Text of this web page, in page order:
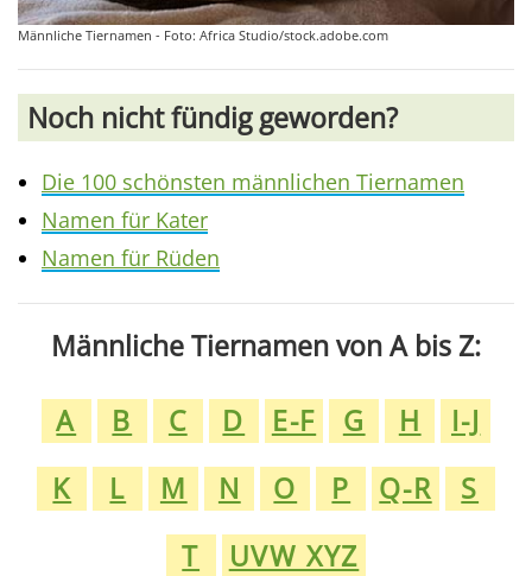
Männliche Tiernamen - Foto: Africa Studio/stock.adobe.com
Noch nicht fündig geworden?
Die 100 schönsten männlichen Tiernamen
Namen für Kater
Namen für Rüden
Männliche Tiernamen von A bis Z:
A
B C D E-F G H
I-J
K
L M N O P Q-R
S
T
UVW XYZ